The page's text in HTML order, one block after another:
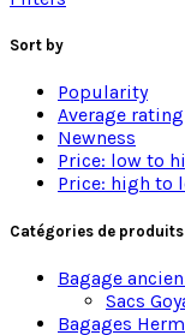
À l’intérieur,
praticité
les documents,
effets
votre journée
fermetures
qualité,
exceptionnelle,
chaque
Portez votre
mallette Louis
Sort by
Popularity
Average rating
Newness
Price: low to
Price: high to
Catégories de produits
Bagage
Sacs
Bagages